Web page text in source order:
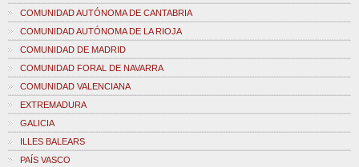
COMUNIDAD AUTÓNOMA DE CANTABRIA
COMUNIDAD AUTÓNOMA DE LA RIOJA
COMUNIDAD DE MADRID
COMUNIDAD FORAL DE NAVARRA
COMUNIDAD VALENCIANA
EXTREMADURA
GALICIA
ILLES BALEARS
PAÍS VASCO